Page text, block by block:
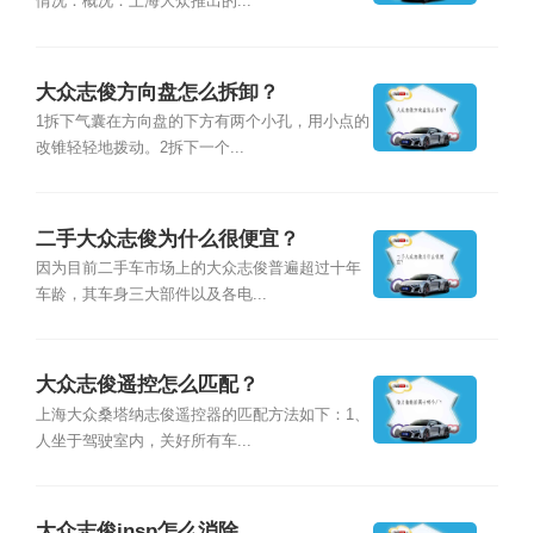
大众志俊方向盘怎么拆卸？
1拆下气囊在方向盘的下方有两个小孔，用小点的
改锥轻轻地拨动。2拆下一个...
二手大众志俊为什么很便宜？
因为目前二手车市场上的大众志俊普遍超过十年
车龄，其车身三大部件以及各电...
大众志俊遥控怎么匹配？
上海大众桑塔纳志俊遥控器的匹配方法如下：1、
人坐于驾驶室内，关好所有车...